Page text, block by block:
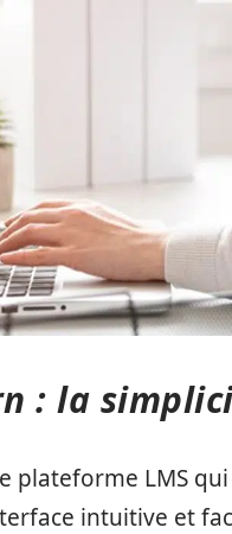
: la
plateforme LMS
intuitive et